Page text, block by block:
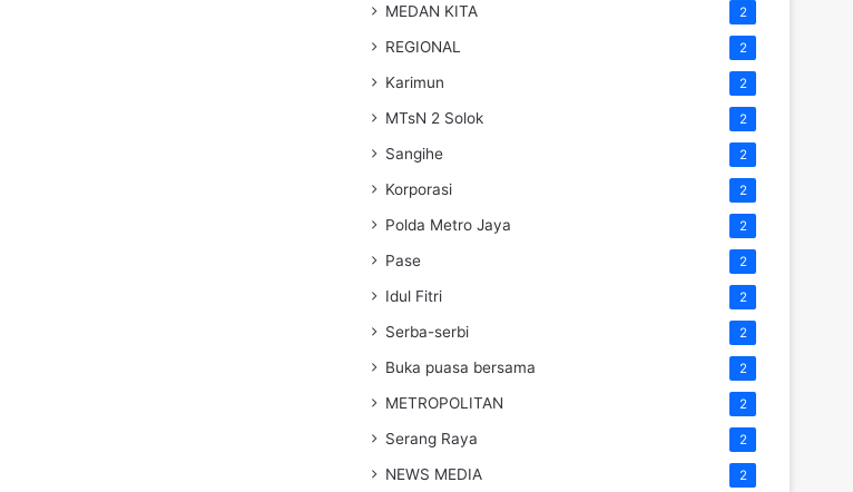
MEDAN KITA 2
REGIONAL 2
Karimun 2
MTsN 2 Solok 2
Sangihe 2
Korporasi 2
Polda Metro Jaya 2
Pase 2
Idul Fitri 2
Serba-serbi 2
Buka puasa bersama 2
METROPOLITAN 2
Serang Raya 2
NEWS MEDIA 2